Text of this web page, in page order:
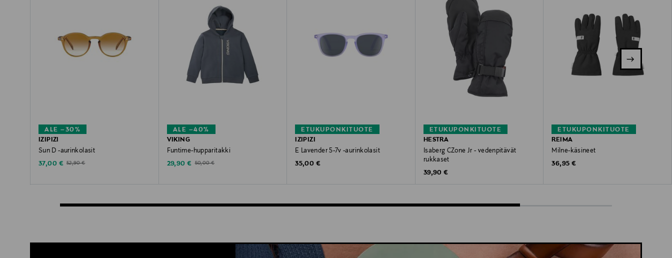
ALE –30%
IZIPIZI
Sun D -aurinkolasit
Discounted Price
37,00 € Original Price
52,90 €
ALE –40%
VIKING
Funtime-hupparitakki
Discounted Price
29,90 € Original Price
50,00 €
ETUKUPONKITUOTE
IZIPIZI
E Lavender 5-7v -aurinkolasit
Original Price
35,00 €
ETUKUPONKITUOTE
HESTRA
Isaberg CZone Jr - vedenpitävät
rukkaset
Original Price
39,90 €
ETUKUPONKITUOTE
REIMA
Milne-käsineet
Original Price
36,95 €